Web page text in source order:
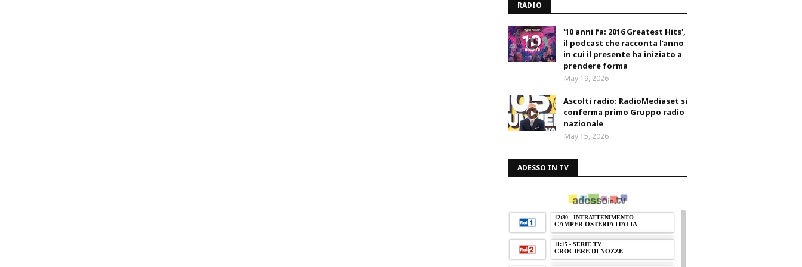
RADIO
'10 anni fa: 2016 Greatest Hits',
il podcast che racconta l’anno
in cui il presente ha iniziato a
prendere forma
May 19, 2026
Ascolti radio: RadioMediaset si
conferma primo Gruppo radio
nazionale
May 15, 2026
ADESSO IN TV